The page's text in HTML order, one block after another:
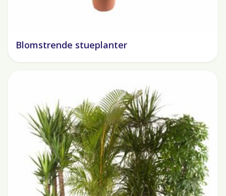
Blomstrende stueplanter